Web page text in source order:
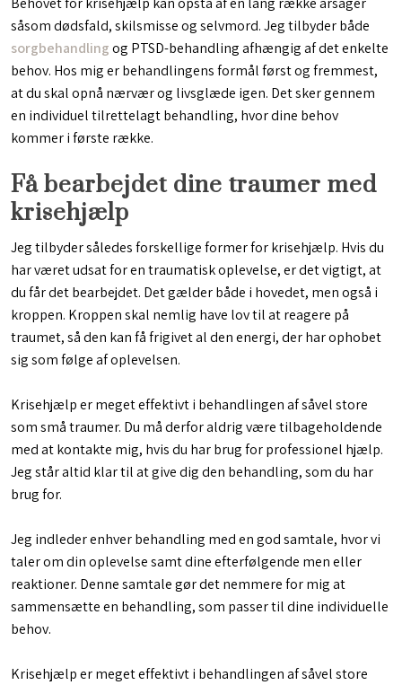
såsom dødsfald, skilsmisse og selvmord. Jeg tilbyder både
sorgbehandlingog PTSD-behandling afhængig af det enkelte
behov. Hos mig er behandlingens formål først og fremmest,
at du skal opnå nærvær og livsglæde igen. Det sker gennem
en individuel tilrettelagt behandling, hvor dine behov
kommer i første række.
Få bearbejdet dine traumer med
krisehjælp
Jeg tilbyder således forskellige former for krisehjælp. Hvis du
har været udsat for en traumatisk oplevelse, er det vigtigt, at
du får det bearbejdet. Det gælder både i hovedet, men også i
kroppen. Kroppen skal nemlig have lov til at reagere på
traumet, så den kan få frigivet al den energi, der har ophobet
sig som følge af oplevelsen.
Krisehjælp er meget effektivt i behandlingen af såvel store
som små traumer. Du må derfor aldrig være tilbageholdende
med at kontakte mig, hvis du har brug for professionel hjælp.
Jeg står altid klar til at give dig den behandling, som du har
brug for.
Jeg indleder enhver behandling med en god samtale, hvor vi
taler om din oplevelse samt dine efterfølgende men eller
reaktioner. Denne samtale gør det nemmere for mig at
sammensætte en behandling, som passer til dine individuelle
behov.
Krisehjælp er meget effektivt i behandlingen af såvel store